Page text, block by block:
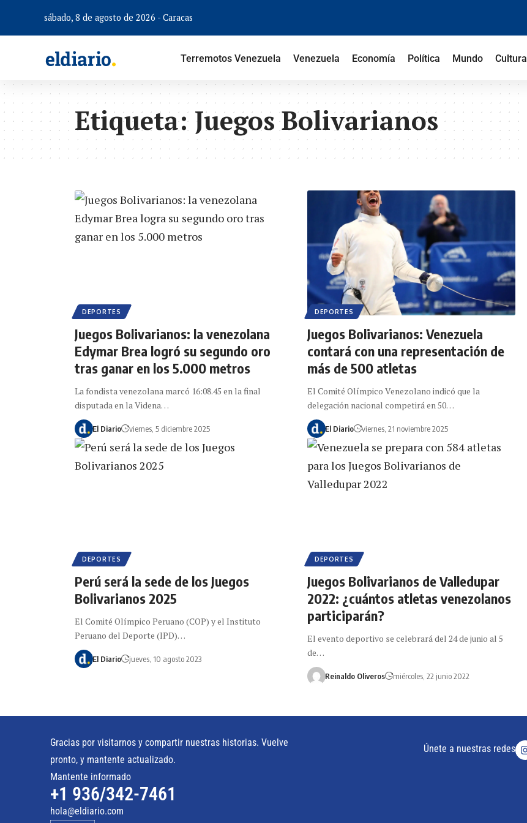
sábado, 8 de agosto de 2026 - Caracas
Terremotos Venezuela Venezuela Economía Política Mundo Cultura
Etiqueta:Juegos Bolivarianos
DEPORTES
Juegos Bolivarianos: la venezolana
Edymar Brea logró su segundo oro
tras ganar en los 5.000 metros
La fondista venezolana marcó 16:08.45 en la final
disputada en la Videna…
El Diario viernes, 5 diciembre 2025
DEPORTES
Juegos Bolivarianos: Venezuela
contará con una representación de
más de 500 atletas
El Comité Olímpico Venezolano indicó que la
delegación nacional competirá en 50…
El Diario viernes, 21 noviembre 2025
DEPORTES
Perú será la sede de los Juegos
Bolivarianos 2025
El Comité Olímpico Peruano (COP) y el Instituto
Peruano del Deporte (IPD)…
El Diario jueves, 10 agosto 2023
DEPORTES
Juegos Bolivarianos de Valledupar
2022: ¿cuántos atletas venezolanos
participarán?
El evento deportivo se celebrará del 24 de junio al 5
de…
Reinaldo Oliveros miércoles, 22 junio 2022
Gracias por visitarnos y compartir nuestras historias. Vuelve
pronto, y mantente actualizado.
Mantente informado
+1 936/342-7461
hola@eldiario.com
Únete a nuestras redes